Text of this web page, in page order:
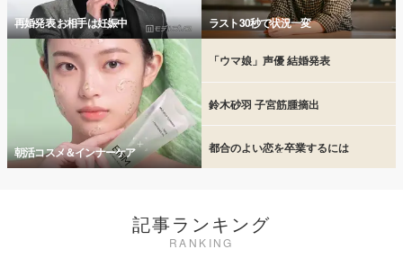
再婚発表 お相手は妊娠中 ラスト30秒で状況一変
朝活コスメ＆インナーケア
「ウマ娘」声優 結婚発表
鈴木砂羽 子宮筋腫摘出
都合のよい恋を卒業するには
記事ランキング
RANKING